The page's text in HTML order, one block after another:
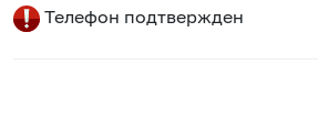
Телефон подтвержден